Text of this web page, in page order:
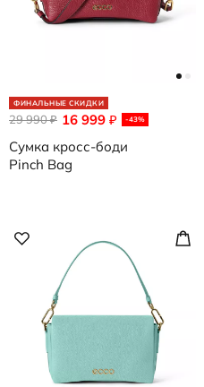
ФИНАЛЬНЫЕ СКИДКИ
16 999 ₽ -43%
29 990₽
Сумка кросс-боди
Pinch Bag